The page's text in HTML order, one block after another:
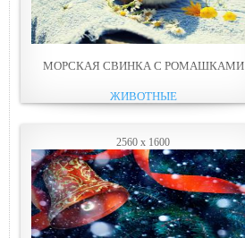
МОРСКАЯ СВИНКА С РОМАШКАМИ
ЖИВОТНЫЕ
2560 x 1600